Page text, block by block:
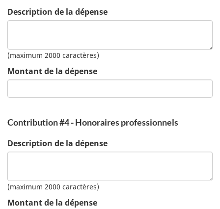
Description de la dépense
(maximum 2000 caractères)
Montant de la dépense
Contribution #4 - Honoraires professionnels
Description de la dépense
(maximum 2000 caractères)
Montant de la dépense